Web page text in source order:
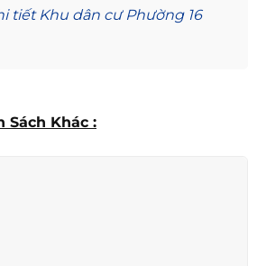
tiết Khu dân cư Phường 16
Sách Khác :